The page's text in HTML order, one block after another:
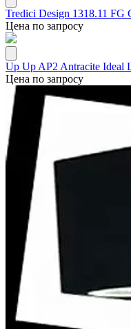
Tredici Design 1318.11
Цена по запросу
Up Up AP2 Antracite Ideal
Цена по запросу